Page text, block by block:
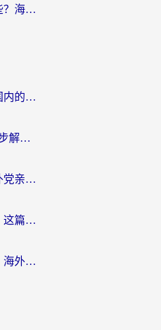
火影忍者美国加速器有哪些？海外党亲测的国服游戏加速全攻略（含菲律宾玩三国之刃守望黎明技巧）
海外党必看：国外打不开国内的app怎么办？3步解决你的乡愁
优酷会员在海外能看吗？3步解决海外追剧难题，附实测好用加速器推荐
如何在国外看土豆网？海外党亲测有效的追剧加速器选择指南
人在国外打不开国内网站？这篇攻略帮你无缝解锁国内资源（附交管12123使用技巧）
香港优酷地区限制怎么办？海外党亲测有效的追剧解决方案